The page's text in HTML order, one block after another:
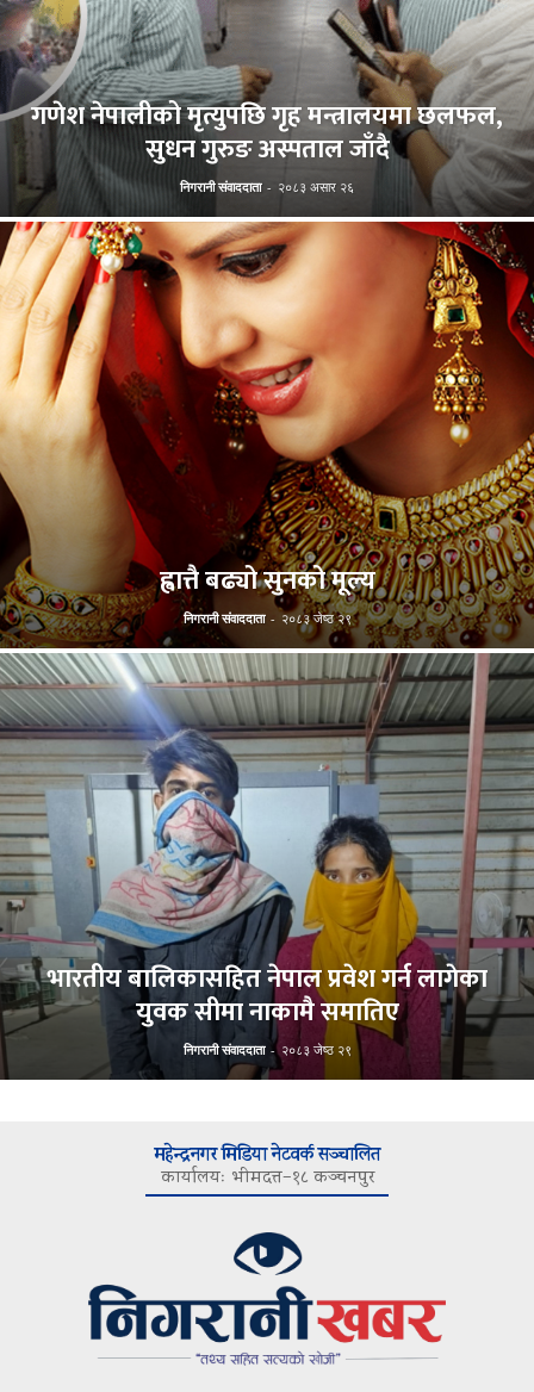
गणेश नेपालीको मृत्युपछि गृह मन्त्रालयमा छलफल,
सुधन गुरुङ अस्पताल जाँदै
निगरानी संवाददाता - २०८३ असार २६
ह्वात्तै बढ्यो सुनको मूल्य
निगरानी संवाददाता - २०८३ जेष्ठ २९
भारतीय बालिकासहित नेपाल प्रवेश गर्न लागेका
युवक सीमा नाकामै समातिए
निगरानी संवाददाता - २०८३ जेष्ठ २९
महेन्द्रनगर मिडिया नेटवर्क सञ्चालित
कार्यालयः भीमदत्त–१८ कञ्चनपुर